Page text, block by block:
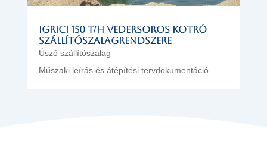
IGRICI 150 t/h vedersoros kotró
szállítószalagrendszere
Úszó szállítószalag
Műszaki leírás és átépítési tervdokumentáció